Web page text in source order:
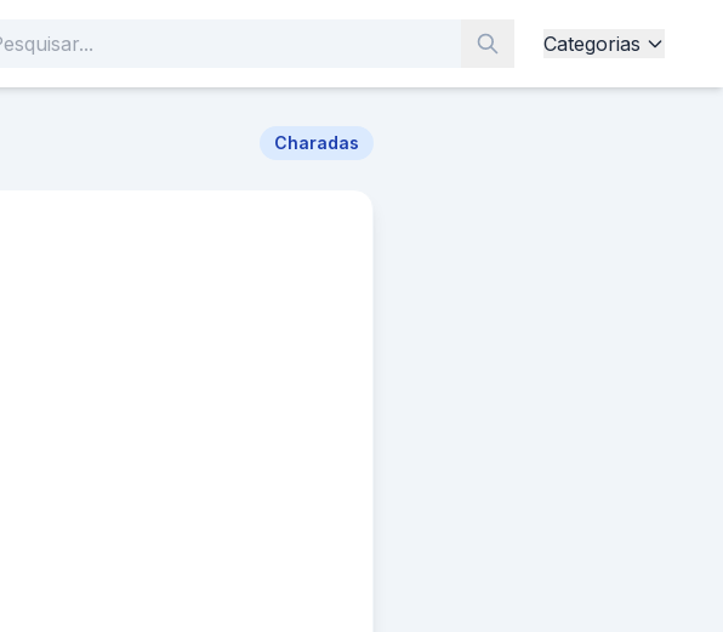
Categorias
Charadas